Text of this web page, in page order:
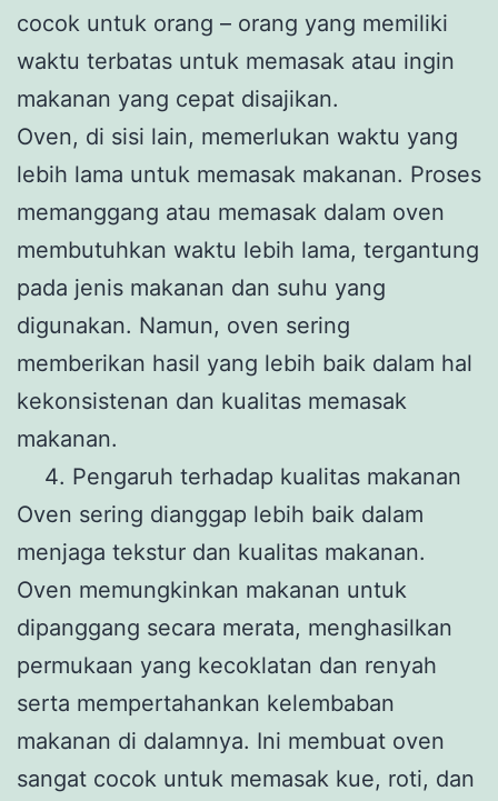
cocok untuk orang – orang yang memiliki
waktu terbatas untuk memasak atau ingin
makanan yang cepat disajikan.
Oven, di sisi lain, memerlukan waktu yang
lebih lama untuk memasak makanan. Proses
memanggang atau memasak dalam oven
membutuhkan waktu lebih lama, tergantung
pada jenis makanan dan suhu yang
digunakan. Namun, oven sering
memberikan hasil yang lebih baik dalam hal
kekonsistenan dan kualitas memasak
makanan.
Pengaruh terhadap kualitas makanan
Oven sering dianggap lebih baik dalam
menjaga tekstur dan kualitas makanan.
Oven memungkinkan makanan untuk
dipanggang secara merata, menghasilkan
permukaan yang kecoklatan dan renyah
serta mempertahankan kelembaban
makanan di dalamnya. Ini membuat oven
sangat cocok untuk memasak kue, roti, dan